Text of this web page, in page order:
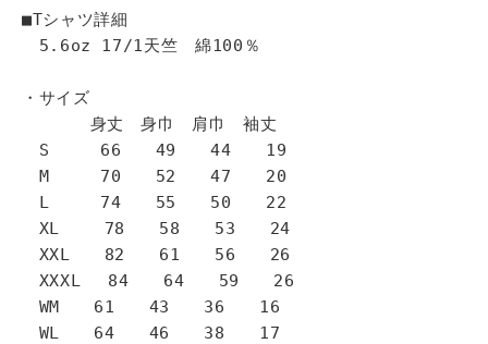
■Tシャツ詳細
5.6oz 17/1天竺 綿100％
・サイズ
身丈 身巾 肩巾 袖丈
S 66 49 44 19
M 70 52 47 20
L 74 55 50 22
XL 78 58 53 24
XXL 82 61 56 26
XXXL 84 64 59 26
WM 61 43 36 16
WL 64 46 38 17